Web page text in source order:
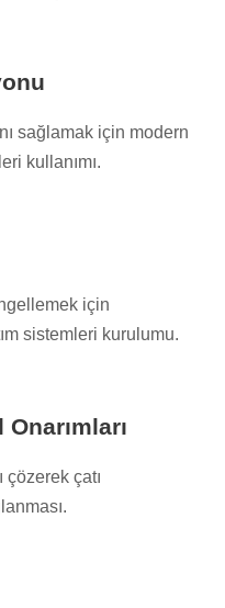
sağlamak için modern
kullanımı.
için
sistemleri kurulumu.
Onarımları
çözerek çatı